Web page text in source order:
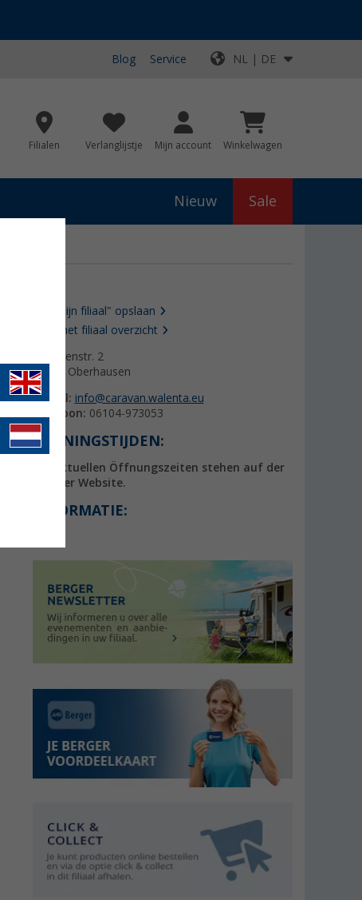
Blog Service NL | DE
Filialen Verlanglijstje Mijn account Winkelwagen
Nieuw Sale
Als "Mijn filiaal" opslaan
Naar het filiaal overzicht
Platanenstr. 2
63179 Oberhausen
E-mail: info@caravan.walenta.eu
Telefoon: 06104-973053
OPENINGSTIJDEN:
Die aktuellen Öffnungszeiten stehen auf der
Partner Website.
INFORMATIE: